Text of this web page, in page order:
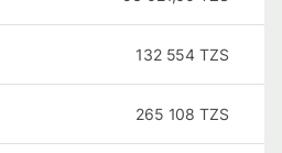
132 554 TZS
265 108 TZS